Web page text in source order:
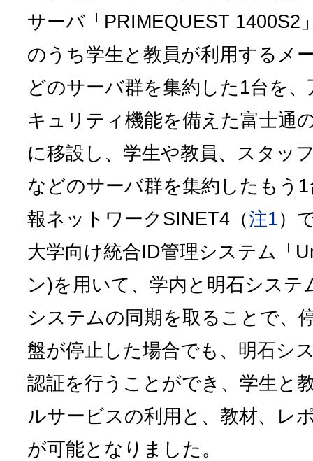
サーバ「PRIMEQUEST 1400S2
のうち学生と教員が利用するメ
どのサーバ群を集約した1台を
キュリティ機能を備えた富士通
に移設し、学生や教員、スタッ
などのサーバ群を集約したもう
報ネットワークSINET4（注1）
大学向け統合ID管理システム「
ン)を用いて、学内と明石シス
システムの同期を取ることで、
盤が停止した場合でも、明石シ
認証を行うことができ、学生と
ルサービスの利用と、教材、レ
が可能となりました。